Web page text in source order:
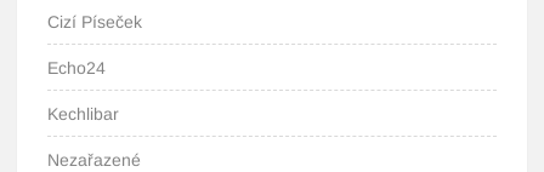
Cizí Píseček
Echo24
Kechlibar
Nezařazené